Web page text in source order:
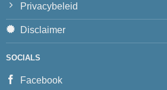
Privacybeleid
Disclaimer
SOCIALS
Facebook